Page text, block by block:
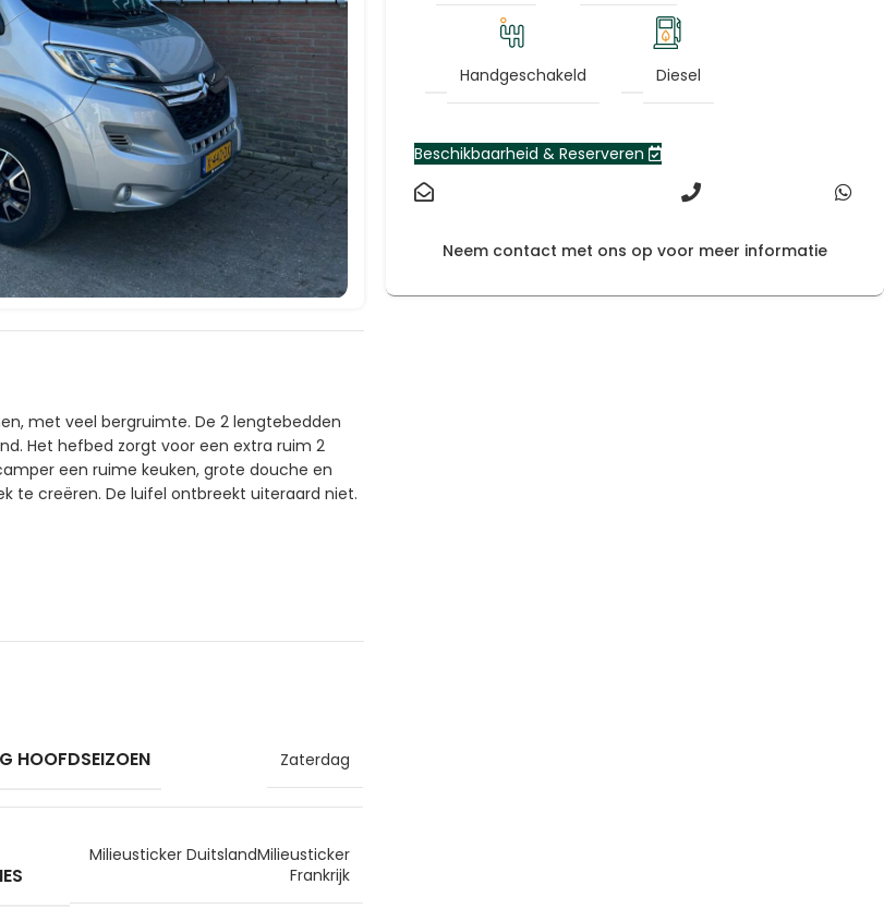
met veel bergruimte. De 2 lengtebedden
Het hefbed zorgt voor een extra ruim 2
een ruime keuken, grote douche en
te creëren. De luifel ontbreekt uiteraard niet.
HOOFDSEIZOEN Zaterdag
Milieusticker DuitslandMilieusticker
Frankrijk
Handgeschakeld Diesel
Beschikbaarheid & Reserveren
Neem contact met ons op voor meer informatie